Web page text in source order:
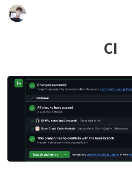
CI